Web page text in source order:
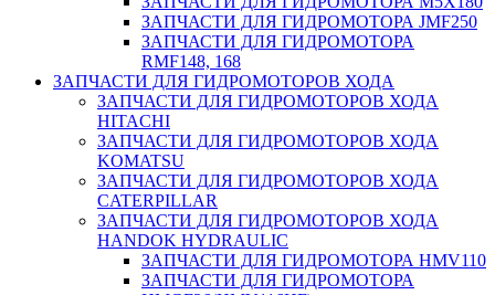
ЗАПЧАСТИ ДЛЯ ГИДРОМОТОРА JMF250
ЗАПЧАСТИ ДЛЯ ГИДРОМОТОРА
RMF148, 168
ЗАПЧАСТИ ДЛЯ ГИДРОМОТОРОВ ХОДА
ЗАПЧАСТИ ДЛЯ ГИДРОМОТОРОВ ХОДА
HITACHI
ЗАПЧАСТИ ДЛЯ ГИДРОМОТОРОВ ХОДА
KOMATSU
ЗАПЧАСТИ ДЛЯ ГИДРОМОТОРОВ ХОДА
CATERPILLAR
ЗАПЧАСТИ ДЛЯ ГИДРОМОТОРОВ ХОДА
HANDOK HYDRAULIC
ЗАПЧАСТИ ДЛЯ ГИДРОМОТОРА HMV110
ЗАПЧАСТИ ДЛЯ ГИДРОМОТОРА